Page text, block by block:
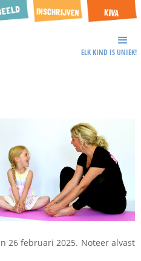
ELK KIND IS UNIEK!
26 februari 2025. Noteer alvast